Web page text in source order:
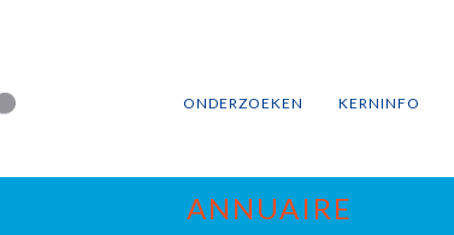
ONDERZOEKEN KERNINFO
ANNUAIRE